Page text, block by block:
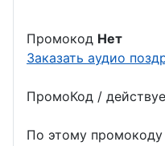
Промокод Нет
Заказать аудио
ПромоКод /
По этому